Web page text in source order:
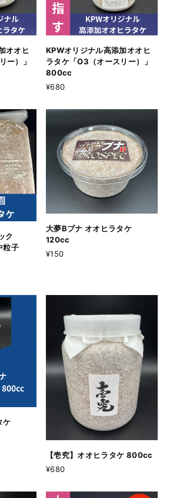
オオヒ
ー）」
KPWオリジナル高添加オオヒ
ラタケ「O3（オースリー）」
800cc
¥680
ク
粒子
大夢Bブナ オオヒラタケ
120cc
¥150
ケ
【壱究】オオヒラタケ 800cc
¥680